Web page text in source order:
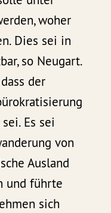
woher
Dies sei in
so Neugart.
der
Es sei
von
Ausland
und führte
sich